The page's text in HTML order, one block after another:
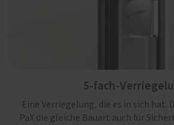
5-fach-
Eine Verriegelung, die es in sich hat.
PaX die gleiche Bauart auch für